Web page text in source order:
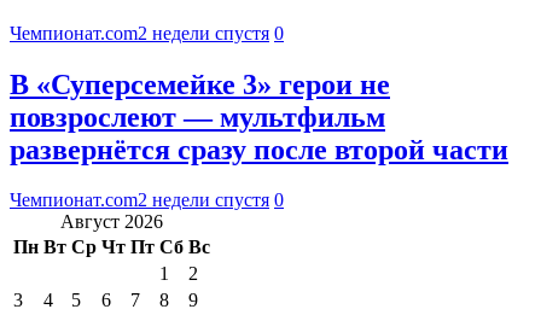
Чемпионат.com2 недели спустя 0
В «Суперсемейке 3» герои не
повзрослеют — мультфильм
развернётся сразу после второй части
Чемпионат.com2 недели спустя 0
Август 2026
Пн Вт Ср Чт Пт Сб Вс
1
2
3
4 5 6 7 8
9